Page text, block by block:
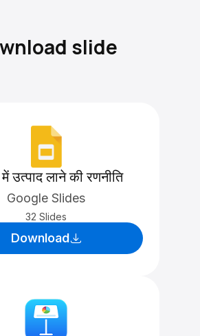
slide
में उत्पाद लाने की रणनीति
Google Slides
32 Slides
Download